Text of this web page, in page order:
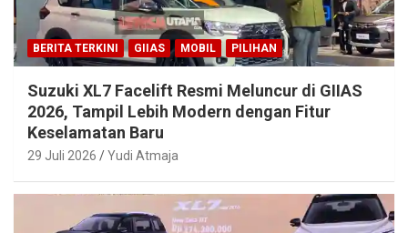
BERITA TERKINI GIIAS MOBIL PILIHAN
Suzuki XL7 Facelift Resmi Meluncur di GIIAS
2026, Tampil Lebih Modern dengan Fitur
Keselamatan Baru
29 Juli 2026 Yudi Atmaja